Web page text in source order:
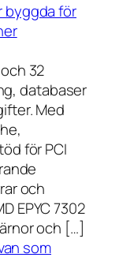
byggda för
32
databaser
Med
för PCI
och
EPYC 7302
och […]
som